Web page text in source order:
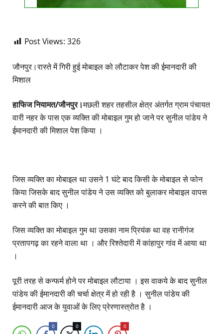
Post Views: 326
जौनपुर।रास्ते में गिरी हुई मोबाइल को लौटाकर पेश की ईमानदारी की
मिशाल
हाफिज नियामत/जौनपुर।मछली शहर तहसील क्षेत्र अंतर्गत ग्राम पंचायत
वारी नहर के पास एक व्यक्ति की मोबाइल गुम हो जाने पर सुनील पांडेय ने
ईमानदारी की मिशाल पेश किया ।
जिस व्यक्ति का मोबाइल था उसने 1 घंटे बाद किसी के मोबाइल से फोन
किया जिसके बाद सुनील पांडेय ने उस व्यक्ति को बुलाकर मोबाइल वापस
करने की बात किए ।
जिस व्यक्ति का मोबाइल गुम था उसका नाम प्रियंक था वह रानीगंज
प्रतापगढ़ का रहने वाला था । और रिश्तेदारी में कांहापुर गांव में आया था
।
पूरी तरह से कन्फर्म होने पर मोबाइल लौटाया । इस वाकये के बाद सुनील
पांडेय की ईमानदारी की चर्चा क्षेत्र में हो रही है । सुनील पांडेय की
ईमानदारी आज के युवाओं के लिए प्रेरणास्त्रोत है ।
0 0 0